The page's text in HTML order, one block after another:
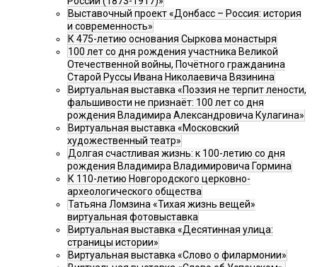
Выставочный проект «Донбасс – Россия: история
и современность»
К 475-летию основания Сыркова монастыря
100 лет со дня рождения участника Великой
Отечественной войны, Почётного гражданина
Старой Руссы Ивана Николаевича Вязинина
Виртуальная выставка «Поэзия не терпит лености,
фальшивости не признаёт: 100 лет со дня
рождения Владимира Александровича Кулагина»
Виртуальная выставка «Московский
художественный театр»
Долгая счастливая жизнь: к 100-летию со дня
рождения Владимира Владимировича Гормина
К 110-летию Новгородского церковно-
археологического общества
Татьяна Ломзина «Тихая жизнь вещей»
виртуальная фотовыставка
Виртуальная выставка «Десятинная улица:
страницы истории»
Виртуальная выставка «Слово о филармонии»